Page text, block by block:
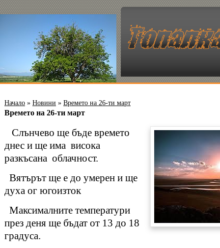
Начало » Новини » Времето на 26-ти март
Времето на 26-ти март
Слънчево ще бъде времето
днес и ще има висока
разкъсана облачност.
Вятърът ще е до умерен и ще
духа ог югоизток
Максималните температури
през деня ще бъдат от 13 до 18
градуса.